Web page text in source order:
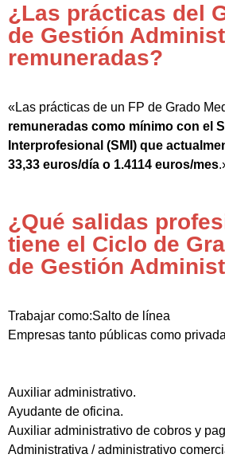
¿Las prácticas del
de Gestión
remuneradas?
«Las prácticas de un FP de Grado
remuneradas como mínimo con el
Interprofesional (SMI) que
33,33 euros/día o 1.4114 euros/mes
¿Qué salidas
tiene el Ciclo de
de Gestión
Trabajar como:Salto de línea
Empresas tanto públicas como
Auxiliar administrativo.
Ayudante de oficina.
Auxiliar administrativo de cobros y
Administrativa / administrativo